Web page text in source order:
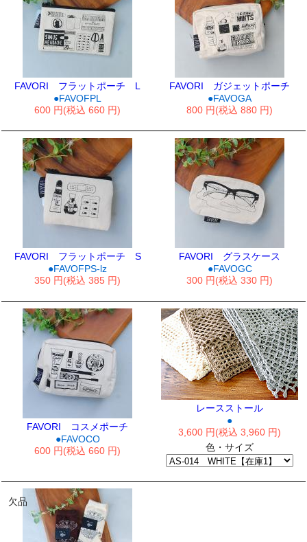
FAVORI フラットポーチ L
●FAVOFPL
600 円(税込 660 円)
FAVORI ガジェットポーチ
●FAVOGA
800 円(税込 880 円)
FAVORI フラットポーチ S
●FAVOFPS-lz
350 円(税込 385 円)
FAVORI グラスケース
●FAVOGC
300 円(税込 330 円)
FAVORI コスメポーチ
●FAVOCO
600 円(税込 660 円)
レースストール
●
3,600 円(税込 3,960 円)
色・サイズ
欠品